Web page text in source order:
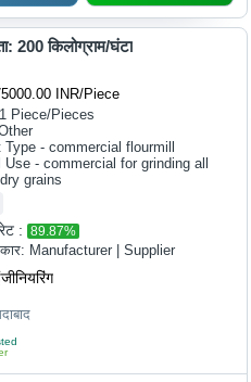
200 किलोग्राम/घंटा
INR/Piece
Piece/Pieces
Type - commercial flourmill
Use - commercial for grinding all
grains
: 89.87%
Manufacturer | Supplier